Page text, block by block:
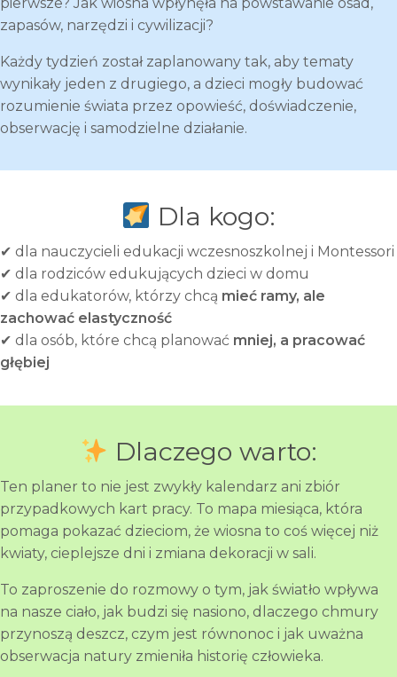
zapasów, narzędzi i cywilizacji?
Każdy tydzień został zaplanowany tak, aby tematy
wynikały jeden z drugiego, a dzieci mogły budować
rozumienie świata przez opowieść, doświadczenie,
obserwację i samodzielne działanie.
Dla kogo:
✔ dla nauczycieli edukacji wczesnoszkolnej i Montessori
✔ dla rodziców edukujących dzieci w domu
✔ dla edukatorów, którzy chcą mieć ramy, ale
zachować elastyczność
✔ dla osób, które chcą planować mniej, a pracować
głębiej
Dlaczego warto:
Ten planer to nie jest zwykły kalendarz ani zbiór
przypadkowych kart pracy. To mapa miesiąca, która
pomaga pokazać dzieciom, że wiosna to coś więcej niż
kwiaty, cieplejsze dni i zmiana dekoracji w sali.
To zaproszenie do rozmowy o tym, jak światło wpływa
na nasze ciało, jak budzi się nasiono, dlaczego chmury
przynoszą deszcz, czym jest równonoc i jak uważna
obserwacja natury zmieniła historię człowieka.